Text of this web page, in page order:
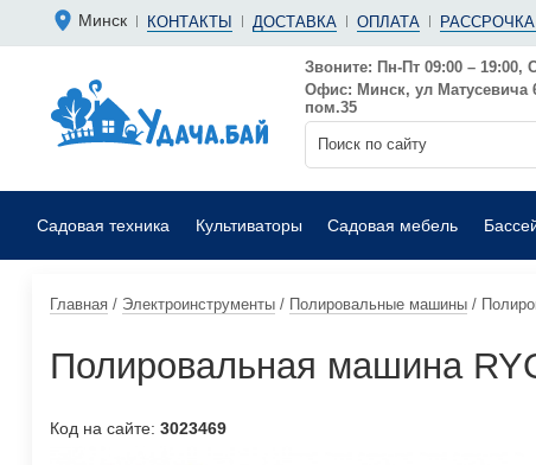
Минск КОНТАКТЫ ДОСТАВКА ОПЛАТА
Звоните: Пн-Пт 09:00 – 19:00,
Офис: Минск, ул Матусевича
пом.35
Садовая техника
Аккумуляторные
Садовые воздуходувки
Бензиновые
Мойки
Культиваторы Садовая мебель
Болгарки
Мотопомпы
Главная / Электроинструменты / Полировальные машины /
Полировальная машина
Код на сайте: 3023469